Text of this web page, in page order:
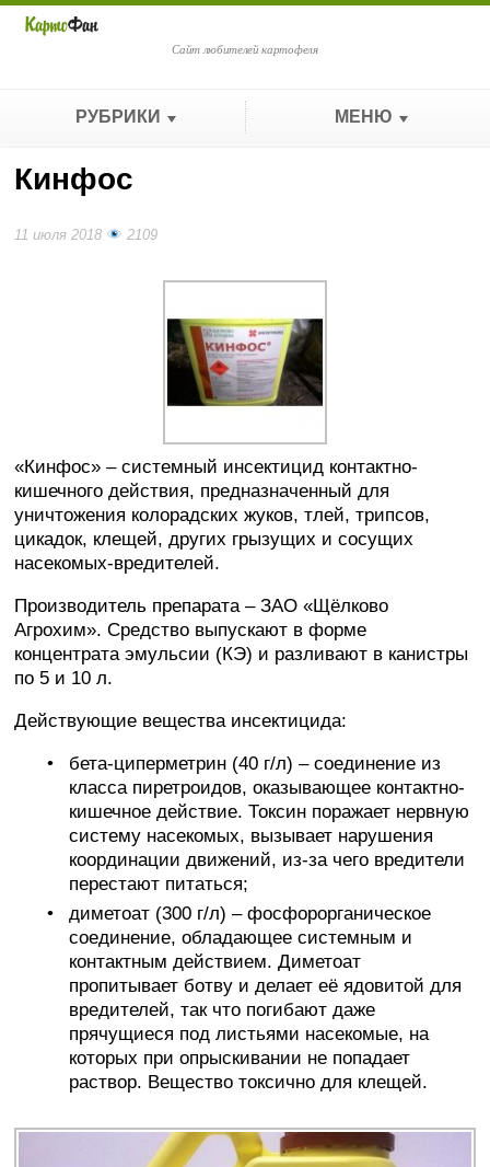
Сайт любителей картофеля
РУБРИКИ МЕНЮ
Кинфос
11 июля 2018 2109
«Кинфос» – системный инсектицид контактно-
кишечного действия, предназначенный для
уничтожения колорадских жуков, тлей, трипсов,
цикадок, клещей, других грызущих и сосущих
насекомых-вредителей.
Производитель препарата – ЗАО «Щёлково
Агрохим». Средство выпускают в форме
концентрата эмульсии (КЭ) и разливают в канистры
по 5 и 10 л.
Действующие вещества инсектицида:
бета-циперметрин (40 г/л) – соединение из
класса пиретроидов, оказывающее контактно-
кишечное действие. Токсин поражает нервную
систему насекомых, вызывает нарушения
координации движений, из-за чего вредители
перестают питаться;
диметоат (300 г/л) – фосфорорганическое
соединение, обладающее системным и
контактным действием. Диметоат
пропитывает ботву и делает её ядовитой для
вредителей, так что погибают даже
прячущиеся под листьями насекомые, на
которых при опрыскивании не попадает
раствор. Вещество токсично для клещей.